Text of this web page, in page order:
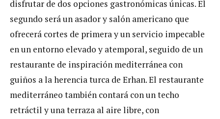
disfrutar de dos opciones gastronómicas únicas. El
segundo será un asador y salón americano que
ofrecerá cortes de primera y un servicio impecable
en un entorno elevado y atemporal, seguido de un
restaurante de inspiración mediterránea con
guiños a la herencia turca de Erhan. El restaurante
mediterráneo también contará con un techo
retráctil y una terraza al aire libre, con